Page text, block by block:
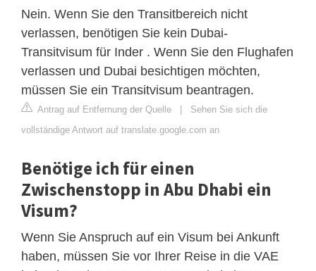
Nein. Wenn Sie den Transitbereich nicht
verlassen, benötigen Sie kein Dubai-
Transitvisum für Inder . Wenn Sie den Flughafen
verlassen und Dubai besichtigen möchten,
müssen Sie ein Transitvisum beantragen.
Antrag auf Entfernung der Quelle
Sehen Sie sich die
vollständige Antwort auf translate.google.com an
Benötige ich für einen
Zwischenstopp in Abu Dhabi ein
Visum?
Wenn Sie Anspruch auf ein Visum bei Ankunft
haben, müssen Sie vor Ihrer Reise in die VAE